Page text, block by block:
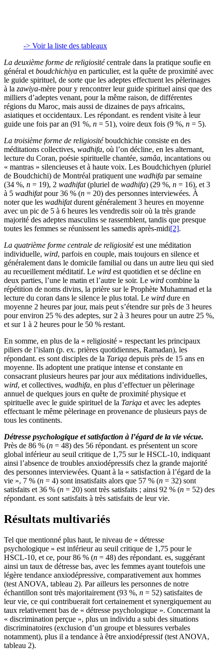
-> Voir la liste des tableaux
La deuxième forme de religiositécentrale dans la pratique soufie en
général et boudchichiya en particulier, est la quête de proximité avec
le guide spirituel, de sorte que les adeptes effectuent les pèlerinages
à la zawiya-mère pour y rencontrer leur guide spirituel ainsi que des
milliers d’adeptes venant, pour la même raison, de différentes
régions du Maroc, mais aussi de dizaines de pays africains,
asiatiques et occidentaux. Les répondant. es rendent visite à leur
guide une fois par an (91 %, n = 51), voire deux fois (9 %, n = 5).
La troisième forme de religiositéboudchichie consiste en des
méditations collectives, wadhifa, où l’on décline, en les alternant,
lecture du Coran, poésie spirituelle chantée, samâa, incantations ou
« mantras » silencieuses et à haute voix. Les Boudchichyen (pluriel
de Boudchichi) de Montréal pratiquent une wadhifa par semaine
(34 %, n = 19), 2 wadhifat(pluriel de wadhifa) (29 %, n = 16), et 3
à 5 wadhifatpour 36 % (n = 20) des personnes interviewées. À
noter que les wadhifatdurent généralement 3 heures en moyenne
avec un pic de 5 à 6 heures les vendredis soir où la très grande
majorité des adeptes masculins se rassemblent, tandis que presque
toutes les femmes se réunissent les samedis après-midi[2].
La quatrième forme centrale de religiositéest une méditation
individuelle, wird, parfois en couple, mais toujours en silence et
généralement dans le domicile familial ou dans un autre lieu qui sied
au recueillement méditatif. Le wird est quotidien et se décline en
deux parties, l’une le matin et l’autre le soir. Le wird combine la
répétition de noms divins, la prière sur le Prophète Muhammad et la
lecture du coran dans le silence le plus total. Le wird dure en
moyenne 2 heures par jour, mais peut s’étendre sur près de 3 heures
pour environ 25 % des adeptes, sur 2 à 3 heures pour un autre 25 %,
et sur 1 à 2 heures pour le 50 % restant.
En somme, en plus de la « religiosité » respectant les principaux
piliers de l’islam (p. ex. prières quotidiennes, Ramadan), les
répondant. es sont disciples de la Tariqa depuis près de 15 ans en
moyenne. Ils adoptent une pratique intense et constante en
consacrant plusieurs heures par jour aux méditations individuelles,
wird, et collectives, wadhifa, en plus d’effectuer un pèlerinage
annuel de quelques jours en quête de proximité physique et
spirituelle avec le guide spirituel de la Tariqa et avec les adeptes
effectuant le même pèlerinage en provenance de plusieurs pays de
tous les continents.
Détresse psychologique et satisfaction à l’égard de la vie vécue.
Près de 86 % (n = 48) des 56 répondant. es présentent un score
global inférieur au seuil critique de 1,75 sur le HSCL-10, indiquant
ainsi l’absence de troubles anxiodépressifs chez la grande majorité
des personnes interviewées. Quant à la « satisfaction à l’égard de la
vie », 7 % (n = 4) sont insatisfaits alors que 57 % (n = 32) sont
satisfaits et 36 % (n = 20) sont très satisfaits ; ainsi 92 % (n = 52) des
répondant. es sont satisfaits à très satisfaits de leur vie.
Résultats multivariés
Tel que mentionné plus haut, le niveau de « détresse
psychologique » est inférieur au seuil critique de 1,75 pour le
HSCL-10, et ce, pour 86 % (n = 48) des répondant. es, suggérant
ainsi un taux de détresse bas, avec les femmes ayant toutefois une
légère tendance anxiodépressive, comparativement aux hommes
(test ANOVA, tableau 2). Par ailleurs les personnes de notre
échantillon sont très majoritairement (93 %, n = 52) satisfaites de
leur vie, ce qui contribuerait fort certainement et synergiquement au
taux relativement bas de « détresse psychologique ». Concernant la
« discrimination perçue », plus un individu a subi des situations
discriminatoires (exclusion d’un groupe et blessures verbales
notamment), plus il a tendance à être anxiodépressif (test ANOVA,
tableau 2).